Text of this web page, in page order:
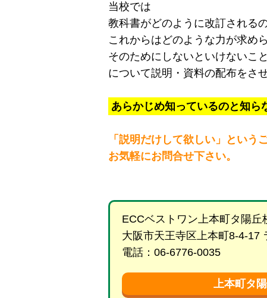
当校では
教科書がどのように改訂される
これからはどのような力が求め
そのためにしないといけないこ
について説明・資料の配布をさ
あらかじめ知っているのと知ら
「説明だけして欲しい」という
お気軽にお問合せ下さい。
ECCベストワン上本町タ陽丘
大阪市天王寺区上本町8-4-17
電話：06-6776-0035
上本町タ